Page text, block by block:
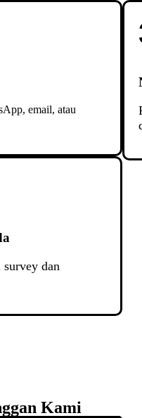
email, atau
survey dan
Kami